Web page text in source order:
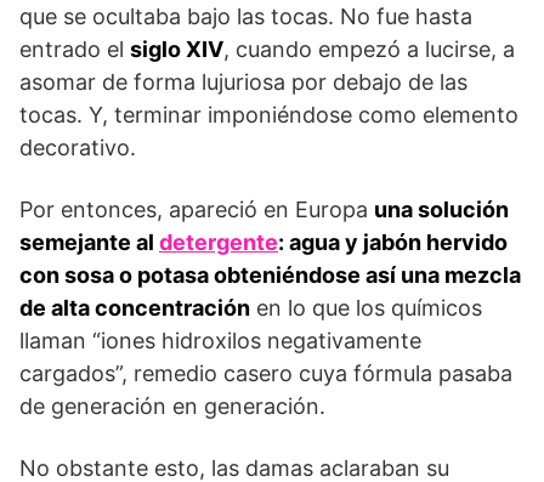
que se ocultaba bajo las tocas. No fue hasta
entrado el siglo XIV, cuando empezó a lucirse, a
asomar de forma lujuriosa por debajo de las
tocas. Y, terminar imponiéndose como elemento
decorativo.
Por entonces, apareció en Europa una solución
semejante al detergente: agua y jabón hervido
con sosa o potasa obteniéndose así una mezcla
de alta concentración en lo que los químicos
llaman “iones hidroxilos negativamente
cargados”, remedio casero cuya fórmula pasaba
de generación en generación.
No obstante esto, las damas aclaraban su